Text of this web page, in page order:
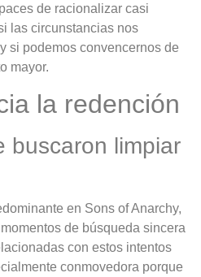
de racionalizar casi
las circunstancias nos
si podemos convencernos de
mayor.
la redención
buscaron limpiar
en Sons of Anarchy,
de búsqueda sincera
con estos intentos
conmovedora porque